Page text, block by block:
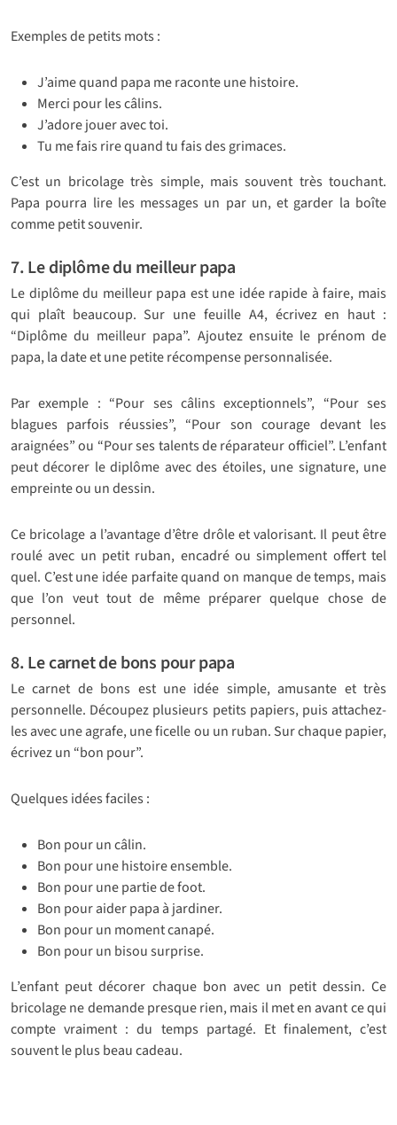
Exemples de petits mots :
J’aime quand papa me raconte une histoire.
Merci pour les câlins.
J’adore jouer avec toi.
Tu me fais rire quand tu fais des grimaces.
C’est un bricolage très simple, mais souvent très touchant.
Papa pourra lire les messages un par un, et garder la boîte
comme petit souvenir.
7. Le diplôme du meilleur papa
Le diplôme du meilleur papa est une idée rapide à faire, mais
qui plaît beaucoup. Sur une feuille A4, écrivez en haut :
“Diplôme du meilleur papa”. Ajoutez ensuite le prénom de
papa, la date et une petite récompense personnalisée.
Par exemple : “Pour ses câlins exceptionnels”, “Pour ses
blagues parfois réussies”, “Pour son courage devant les
araignées” ou “Pour ses talents de réparateur officiel”. L’enfant
peut décorer le diplôme avec des étoiles, une signature, une
empreinte ou un dessin.
Ce bricolage a l’avantage d’être drôle et valorisant. Il peut être
roulé avec un petit ruban, encadré ou simplement offert tel
quel. C’est une idée parfaite quand on manque de temps, mais
que l’on veut tout de même préparer quelque chose de
personnel.
8. Le carnet de bons pour papa
Le carnet de bons est une idée simple, amusante et très
personnelle. Découpez plusieurs petits papiers, puis attachez-
les avec une agrafe, une ficelle ou un ruban. Sur chaque papier,
écrivez un “bon pour”.
Quelques idées faciles :
Bon pour un câlin.
Bon pour une histoire ensemble.
Bon pour une partie de foot.
Bon pour aider papa à jardiner.
Bon pour un moment canapé.
Bon pour un bisou surprise.
L’enfant peut décorer chaque bon avec un petit dessin. Ce
bricolage ne demande presque rien, mais il met en avant ce qui
compte vraiment : du temps partagé. Et finalement, c’est
souvent le plus beau cadeau.